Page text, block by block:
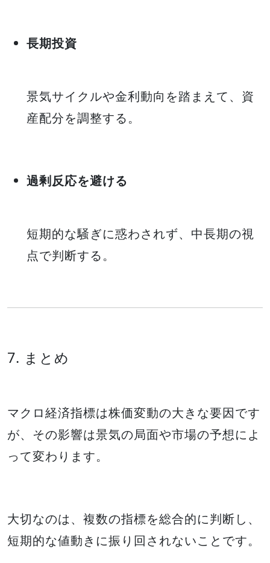
長期投資
景気サイクルや金利動向を踏まえて、資
産配分を調整する。
過剰反応を避ける
短期的な騒ぎに惑わされず、中長期の視
点で判断する。
7. まとめ
マクロ経済指標は株価変動の大きな要因です
が、その影響は景気の局面や市場の予想によ
って変わります。
大切なのは、複数の指標を総合的に判断し、
短期的な値動きに振り回されないことです。